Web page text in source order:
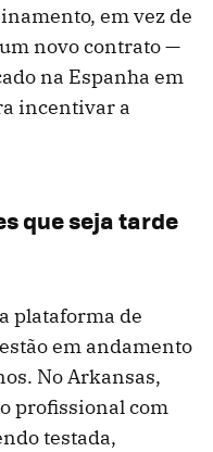
em vez de
novo contrato —
na Espanha em
incentivar a
que seja tarde
plataforma de
em andamento
No Arkansas,
profissional com
testada,